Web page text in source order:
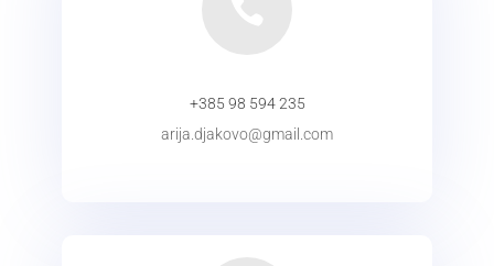
+385 98 594 235
arija.djakovo@gmail.com